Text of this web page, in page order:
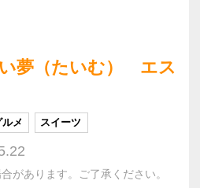
夢（たいむ） エス
ルメ スイーツ
があります。ご了承ください。